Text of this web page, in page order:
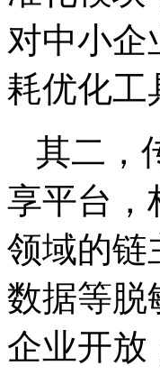
对中小企
耗优化工
其二，
享平台，
领域的链
数据等脱
企业开放